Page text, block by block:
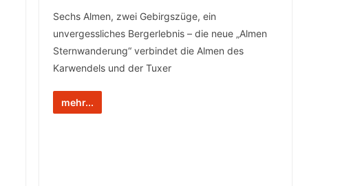
Sechs Almen, zwei Gebirgszüge, ein
unvergessliches Bergerlebnis – die neue „Almen
Sternwanderung“ verbindet die Almen des
Karwendels und der Tuxer
mehr...